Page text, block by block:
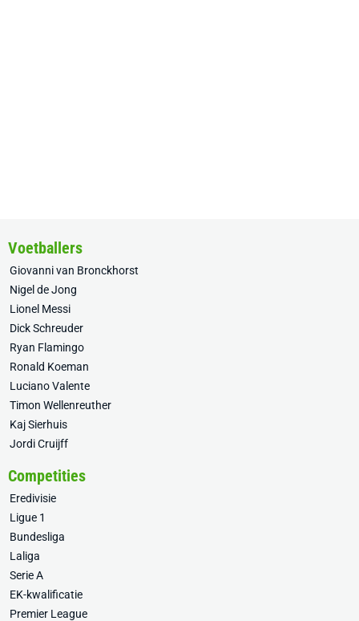
Voetballers
Giovanni van Bronckhorst
Nigel de Jong
Lionel Messi
Dick Schreuder
Ryan Flamingo
Ronald Koeman
Luciano Valente
Timon Wellenreuther
Kaj Sierhuis
Jordi Cruijff
Competities
Eredivisie
Ligue 1
Bundesliga
Laliga
Serie A
EK-kwalificatie
Premier League